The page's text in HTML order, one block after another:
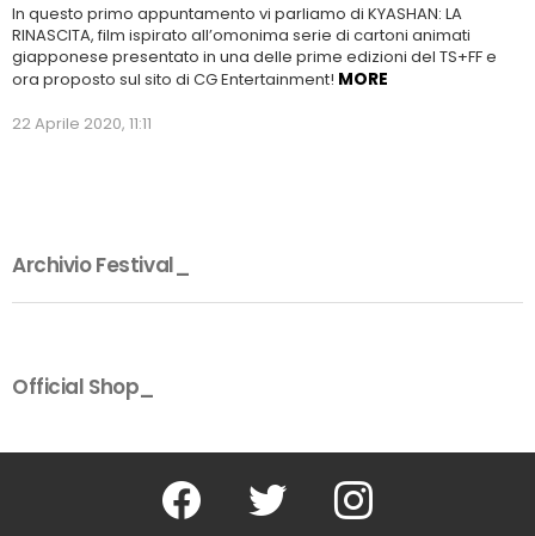
In questo primo appuntamento vi parliamo di KYASHAN: LA
RINASCITA, film ispirato all’omonima serie di cartoni animati
giapponese presentato in una delle prime edizioni del TS+FF e
ora proposto sul sito di CG Entertainment! MORE
22 Aprile 2020, 11:11
Archivio Festival_
Official Shop_
Facebook Twitter Instagram